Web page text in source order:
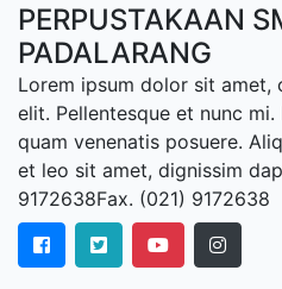
PERPUSTAKAAN
PADALARANG
Lorem ipsum dolor sit amet,
elit. Pellentesque et nunc
quam venenatis posuere.
et leo sit amet, dignissim
9172638Fax. (021) 9172638